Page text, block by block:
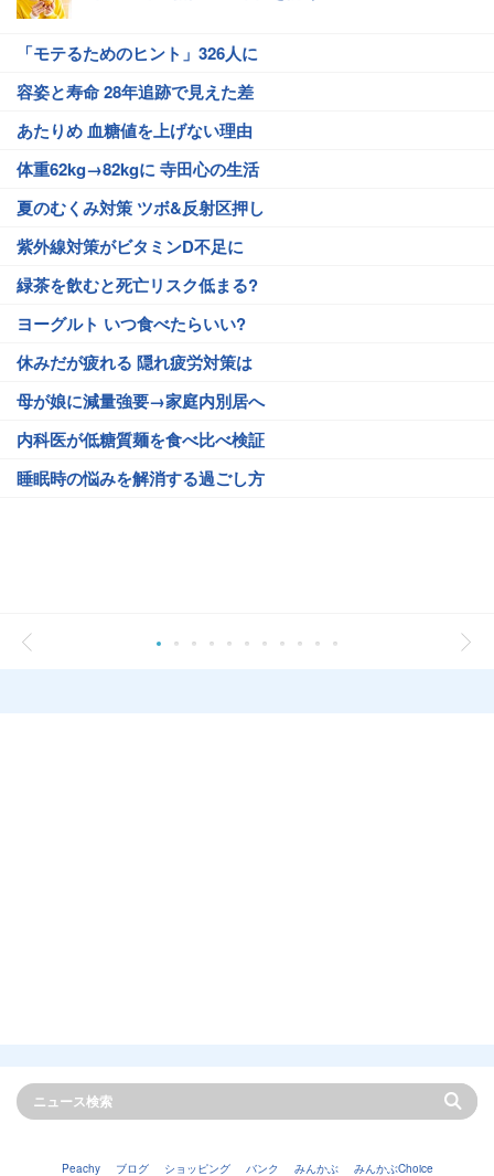
「モテるためのヒント」326人に
容姿と寿命 28年追跡で見えた差
あたりめ 血糖値を上げない理由
体重62kg→82kgに 寺田心の生活
夏のむくみ対策 ツボ&反射区押し
紫外線対策がビタミンD不足に
緑茶を飲むと死亡リスク低まる?
ヨーグルト いつ食べたらいい?
休みだが疲れる 隠れ疲労対策は
母が娘に減量強要→家庭内別居へ
内科医が低糖質麺を食べ比べ検証
睡眠時の悩みを解消する過ごし方
Peachy ブログ ショッピング バンク みんかぶ みんかぶChoice